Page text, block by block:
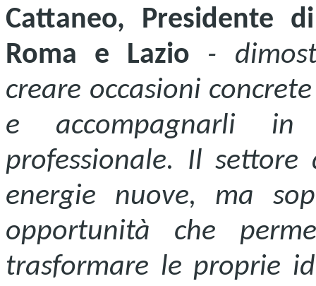
Cattaneo,
Presidente
Roma e Lazio -
creare occasioni
e accompagnarli
professionale. Il settore
energie nuove, ma
opportunità che
trasformare le proprie